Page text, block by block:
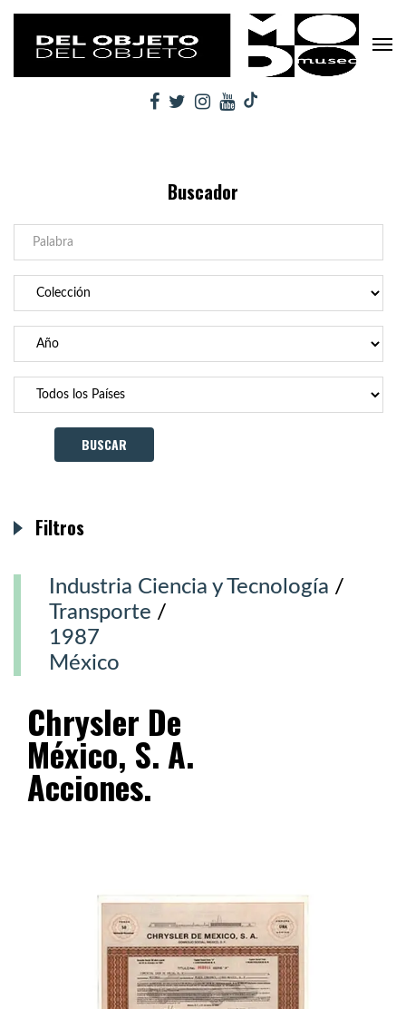
Buscador
Industria Ciencia y Tecnología /
Transporte /
1987
México
Chrysler De
México, S. A.
Acciones.
Filtros